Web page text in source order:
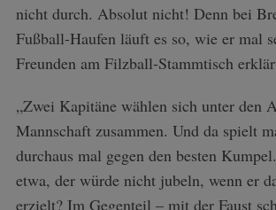
nicht durch. Absolut nicht! Denn bei
Fußball-Haufen läuft es so, wie er mal
Freunden am Filzball-Stammtisch
„Zwei Kapitäne wählen sich unter den
Mannschaft zusammen. Und da spielt
durchaus mal gegen den besten
etwa, der würde nicht jubeln, wenn er
erzielt? Im Gegenteil – mit der Faust